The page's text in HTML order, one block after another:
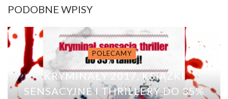
PODOBNE WPISY
POLECAMY
KRYMINAŁY 2017, KSIĄŻKI
SENSACYJNE I THRILLERY DO 35%